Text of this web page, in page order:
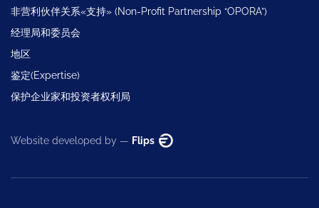
非营利伙伴关系«支持» (Non-Profit Partnership “OPORA”)
经理局和委员会
地区
鉴定(Expertise)
保护企业家和投资者权利局
Website developed by — Flips